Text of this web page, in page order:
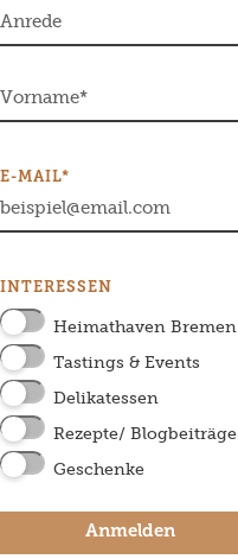
E-MAIL*
INTERESSEN
Heimathaven Bremen
Tastings & Events
Delikatessen
Rezepte/ Blogbeiträge
Geschenke
Anmelden